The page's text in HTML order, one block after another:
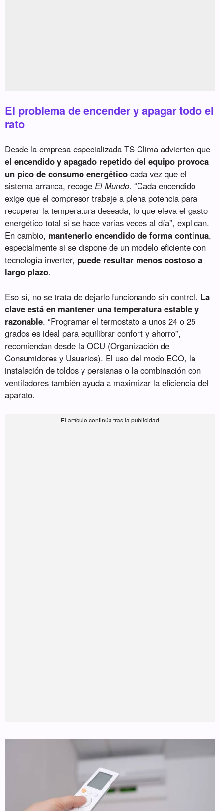
El problema de encender y apagar todo el
rato
Desde la empresa especializada TS Clima advierten que
el encendido y apagado repetido del equipo provoca
un pico de consumo energético cada vez que el
sistema arranca, recogeEl Mundo. “Cada encendido
exige que el compresor trabaje a plena potencia para
recuperar la temperatura deseada, lo que eleva el gasto
energético total si se hace varias veces al día”, explican.
En cambio, mantenerlo encendido de forma continua,
especialmente si se dispone de un modelo eficiente con
tecnología inverter, puede resultar menos costoso a
largo plazo.
Eso sí, no se trata de dejarlo funcionando sin control. La
clave está en mantener una temperatura estable y
razonable. “Programar el termostato a unos 24 o 25
grados es ideal para equilibrar confort y ahorro”,
recomiendan desde la OCU (Organización de
Consumidores y Usuarios). El uso del modo ECO, la
instalación de toldos y persianas o la combinación con
ventiladores también ayuda a maximizar la eficiencia del
aparato.